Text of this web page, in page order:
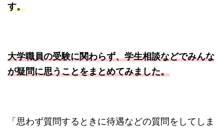
す。
大学職員の受験に関わらず、学生相談などでみんな
が疑問に思うことをまとめてみました。
「思わず質問するときに待遇などの質問をしてしま